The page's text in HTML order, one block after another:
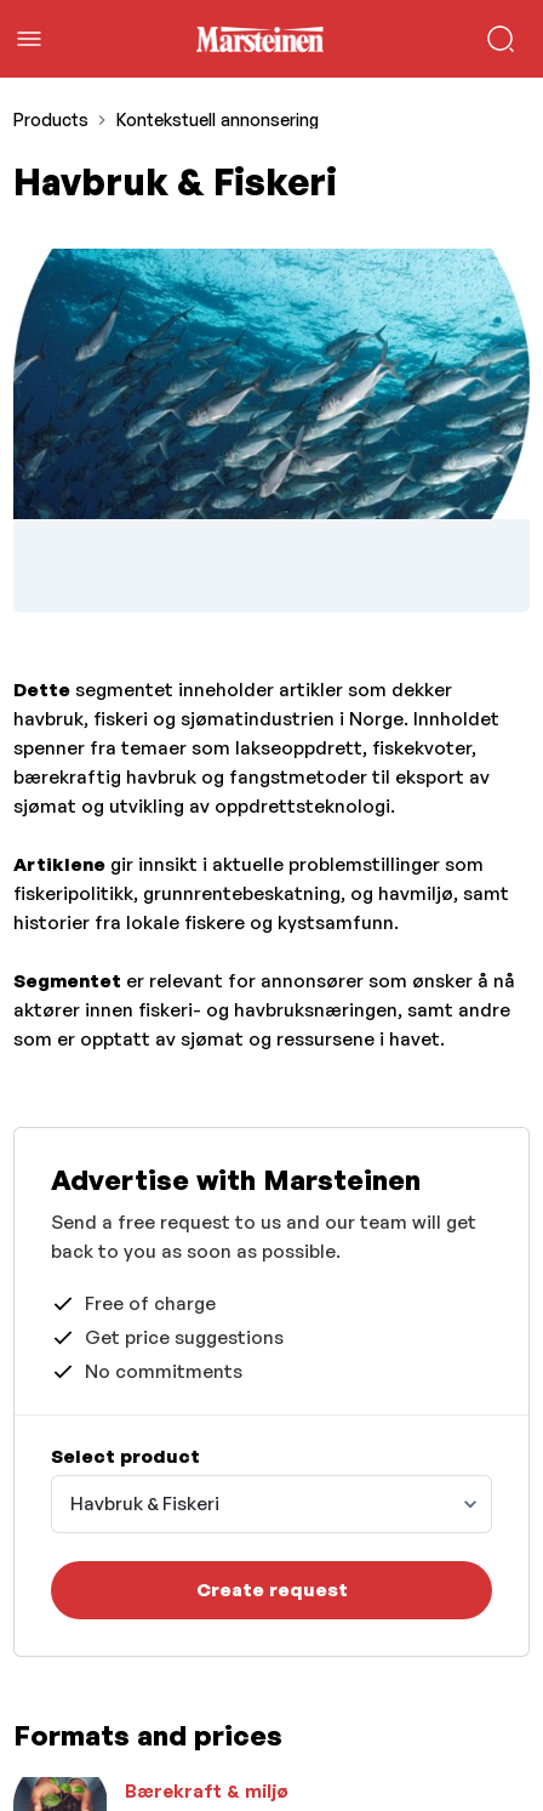
Products Kontekstuell annonsering
Havbruk & Fiskeri
Dette segmentet inneholder artikler som dekker
havbruk, fiskeri og sjømatindustrien i Norge. Innholdet
spenner fra temaer som lakseoppdrett, fiskekvoter,
bærekraftig havbruk og fangstmetoder til eksport av
sjømat og utvikling av oppdrettsteknologi.
Artiklene gir innsikt i aktuelle problemstillinger som
fiskeripolitikk, grunnrentebeskatning, og havmiljø, samt
historier fra lokale fiskere og kystsamfunn.
Segmentet er relevant for annonsører som ønsker å nå
aktører innen fiskeri- og havbruksnæringen, samt andre
som er opptatt av sjømat og ressursene i havet.
Formats and prices
Bærekraft & miljø
Advertise with Marsteinen
Send a free request to us and our team will get
back to you as soon as possible.
Free of charge
Get price suggestions
No commitments
Select product
Havbruk & Fiskeri
Create request